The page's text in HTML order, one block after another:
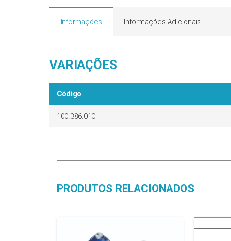
Informações Informações Adicionais
VARIAÇÕES
Código
100.386.010
PRODUTOS RELACIONADOS